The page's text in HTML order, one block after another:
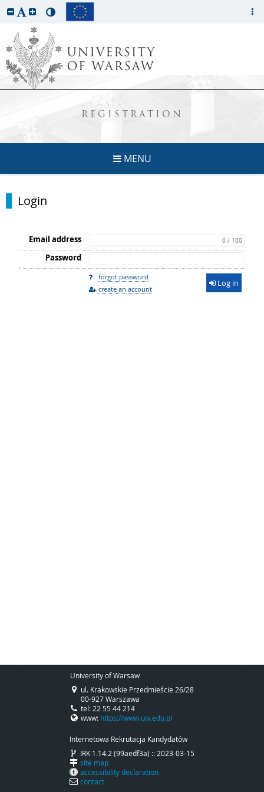
REGISTRATION
MENU
Login
Email address 0 / 100
Password
forgot password
create an account
Log in
University of Warsaw
ul. Krakowskie Przedmieście 26/28
00-927 Warszawa
tel: 22 55 44 214
www: https://www.uw.edu.pl
Internetowa Rekrutacja Kandydatów
IRK 1.14.2 (99aedf3a) :: 2023-03-15
site map
accessibility declaration
contact